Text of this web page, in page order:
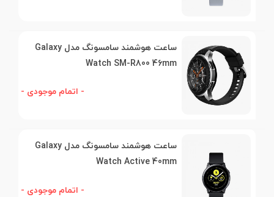
ساعت هوشمند سامسونگ مدل Galaxy
Watch SM-R800 46mm
- اتمام موجودی -
ساعت هوشمند سامسونگ مدل Galaxy
Watch Active 40mm
- اتمام موجودی -